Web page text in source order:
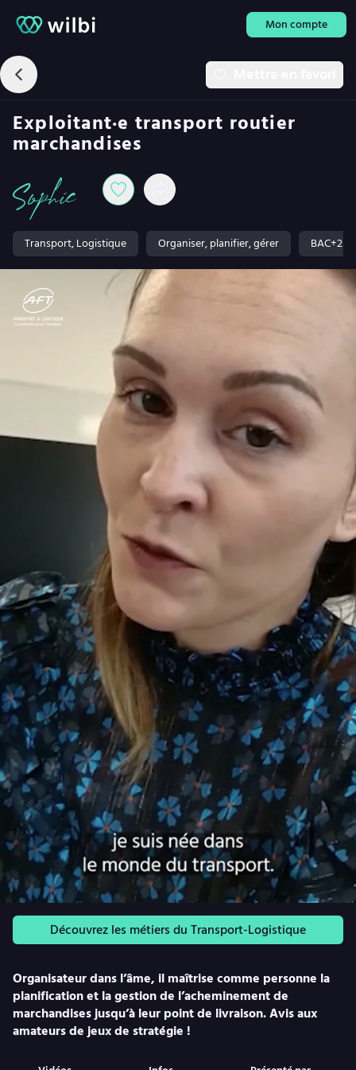
Mon compte
Exploitant·e transport routier
marchandises
Sophie
Transport, Logistique Organiser, planifier, gérer BAC+2
Découvrez les métiers du Transport-Logistique
Organisateur dans l’âme, il maîtrise comme personne la
planification et la gestion de l’acheminement de
marchandises jusqu’à leur point de livraison. Avis aux
amateurs de jeux de stratégie !